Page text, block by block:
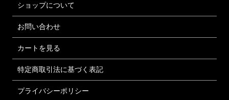
ショップについて
お問い合わせ
カートを見る
特定商取引法に基づく表記
プライバシーポリシー